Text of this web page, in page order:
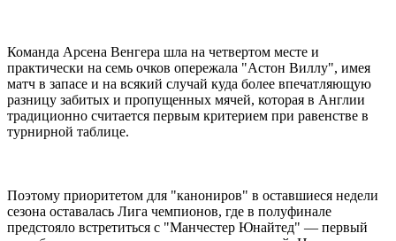
Команда Арсена Венгера шла на четвертом месте и
практически на семь очков опережала "Астон Виллу", имея
матч в запасе и на всякий случай куда более впечатляющую
разницу забитых и пропущенных мячей, которая в Англии
традиционно считается первым критерием при равенстве в
турнирной таблице.
Поэтому приоритетом для "канониров" в оставшиеся недели
сезона оставалась Лига чемпионов, где в полуфинале
предстояло встретиться с "Манчестер Юнайтед" — первый